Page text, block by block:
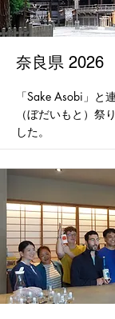
奈良県 2026
「Sake Asobi」と
（ぼだいもと）祭
した。